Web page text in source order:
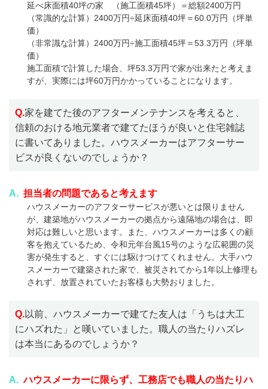
延べ床面積40坪の家 （施工面積45坪）＝総額2400万円
（常識的な計算）2400万円÷延床面積40坪＝60.0万円（坪単
価）
（非常識な計算）2400万円÷施工面積45坪＝53.3万円（坪単
価）
施工面積で計算した場合、坪53.3万円で家が出来たと考えま
すが、実際には坪60万円かかっていることになります。
Q.家を建てた後のアフターメンテナンスを考えると、
信頼のおける地元業者で建てたほうが良いと住宅雑誌
に書いてありました。ハウスメーカーはアフターサー
ビスが良くないのでしょうか？
A. 担当者の問題であると考えます
ハウスメーカーのアフターサービスが悪いとは限りません
が、建築地がハウスメーカーの拠点から遠隔地の場合は、即
対応は難しいと思います。また、ハウスメーカーは多くの顧
客を抱えているため、令和元年台風15号のような広範囲の災
害が発生すると、すぐには駆けつけてくれません。大手ハウ
スメーカーで建築された家で、被災されてから1年以上修理も
されず、放置されていたお客様も大勢おりました。
Q.以前、ハウスメーカーで建てた友人は「うちは大工
にハズれた」と嘆いていました。職人の当たりハズレ
は本当にあるのでしょうか？
A.ハウスメーカーに限らず、工務店でも職人の当たりハ